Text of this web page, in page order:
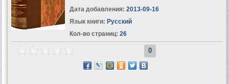
Дата добавления: 2013-09-16
Язык книги: Русский
Кол-во страниц: 26
0